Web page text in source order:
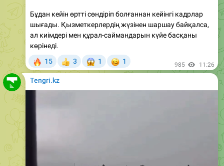
ал киімдері мен құрал-саймандарын күйе басқаны
көрінеді.
15 3
😱
1
🥴
1
Tengri.kz